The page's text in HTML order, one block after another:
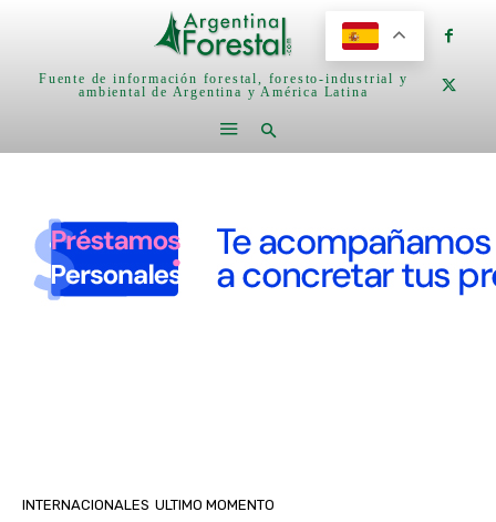
Fuente de información forestal, foresto-industrial y
ambiental de Argentina y América Latina
INTERNACIONALES ULTIMO MOMENTO